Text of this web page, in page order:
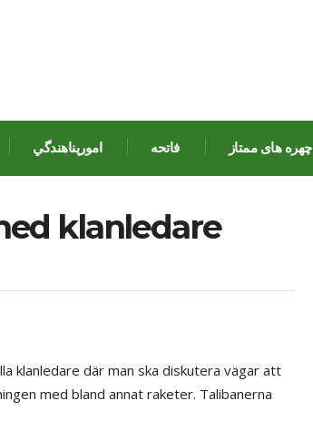
امورپناهندگي فاتحه چهره های ممتاز
klanledare
klanledare där man ska diskutera vägar att
med bland annat raketer. Talibanerna